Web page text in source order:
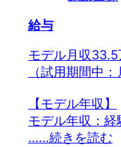
給与
モデル月収33.5
（試用期間中：
【モデル年収】
モデル年収：
……続きを読む